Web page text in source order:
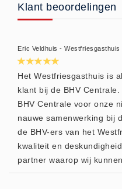
Klachten
Privacy
Retourneren
Algemene Voorwaarden
Vacatures
Winkel
(20)
AED apparaten (11)
Klant beoordelingen
Eric Veldhuis - Westfriesgasthuis
Het Westfriesgasthuis is
klant bij de BHV
BHV Centrale voor onze
nauwe samenwerking bij
de BHV-ers van het
kwaliteit en
partner waarop wij